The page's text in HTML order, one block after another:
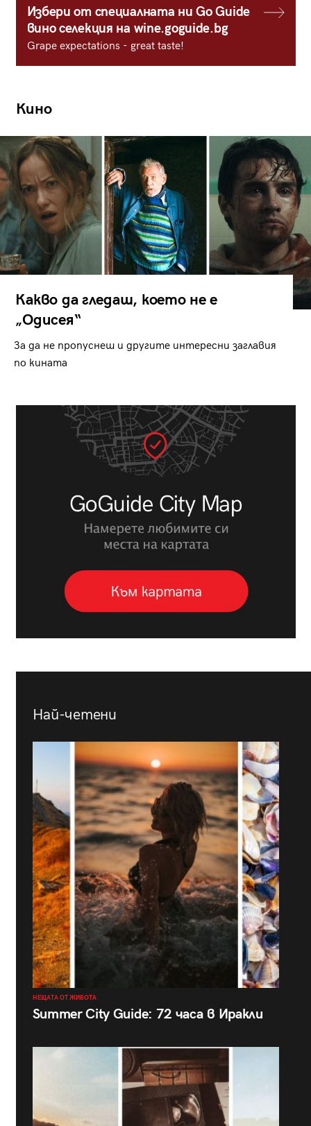
Избери от специалната ни Go Guide
вино селекция на wine.goguide.bg
Grape expectations - great taste!
Кино
Какво да гледаш, което не е
„Одисея“
За да не пропуснеш и другите интересни заглавия
по кината
Най-четени
НЕЩАТА ОТ ЖИВОТА
Summer City Guide: 72 часа в Иракли